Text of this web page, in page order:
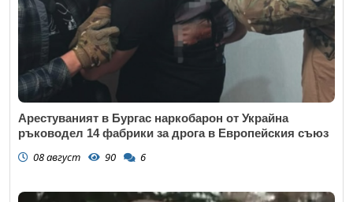
Арестуваният в Бургас наркобарон от Украйна
ръководел 14 фабрики за дрога в Европейския съюз
08 август 90 6